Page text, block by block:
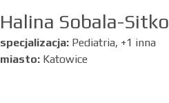
Halina Sobala-Sitko
specjalizacja: Pediatria, +1 inna
miasto: Katowice